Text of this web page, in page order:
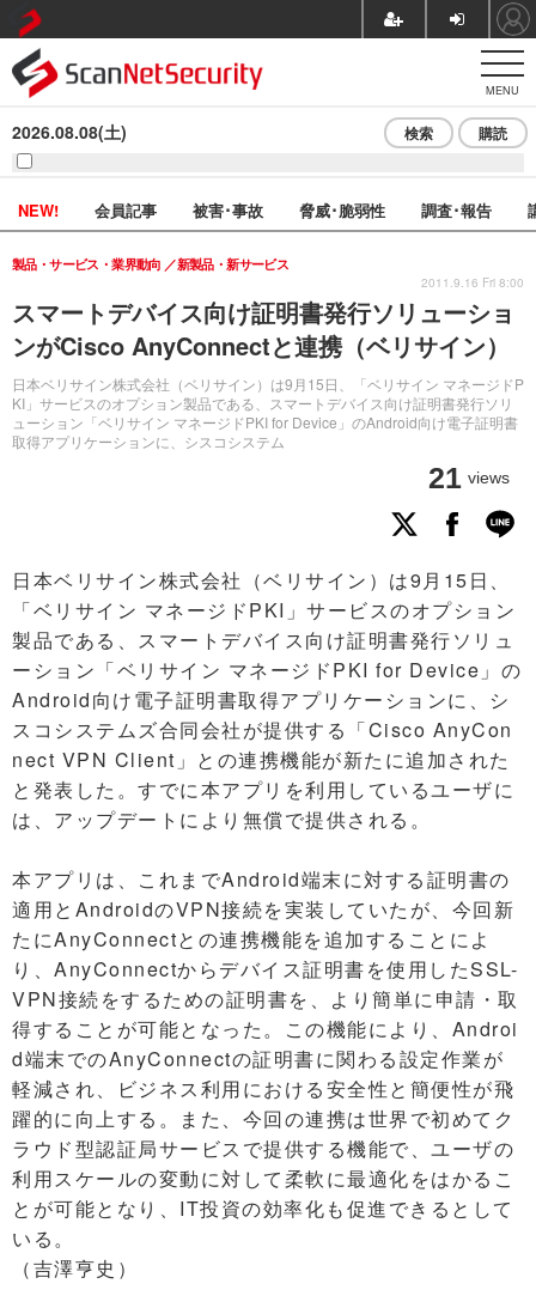
MENU
2026.08.08(土) 検索 購読
NEW! 会員記事 被害･事故 脅威･脆弱性 調査･報告
スマートデバイス向け証明書発行ソリューショ
ンがCisco AnyConnectと連携（ベリサイン）
日本ベリサイン株式会社（ベリサイン）は9月15日、「ベリサイン マネージドP
KI」サービスのオプション製品である、スマートデバイス向け証明書発行ソリ
ューション「ベリサイン マネージドPKI for Device」のAndroid向け電子証明書
取得アプリケーションに、シスコシステム
製品・サービス・業界動向 新製品・新サービス
21 views
2011.9.16 Fri 8:00
日本ベリサイン株式会社（ベリサイン）は9月15日、
「ベリサイン マネージドPKI」サービスのオプション
製品である、スマートデバイス向け証明書発行ソリュ
ーション「ベリサイン マネージドPKI for Device」の
Android向け電子証明書取得アプリケーションに、シ
スコシステムズ合同会社が提供する「Cisco AnyCon
nect VPN Client」との連携機能が新たに追加された
と発表した。すでに本アプリを利用しているユーザに
は、アップデートにより無償で提供される。
本アプリは、これまでAndroid端末に対する証明書の
適用とAndroidのVPN接続を実装していたが、今回新
たにAnyConnectとの連携機能を追加することによ
り、AnyConnectからデバイス証明書を使用したSSL-
VPN接続をするための証明書を、より簡単に申請・取
得することが可能となった。この機能により、Androi
d端末でのAnyConnectの証明書に関わる設定作業が
軽減され、ビジネス利用における安全性と簡便性が飛
躍的に向上する。また、今回の連携は世界で初めてク
ラウド型認証局サービスで提供する機能で、ユーザの
利用スケールの変動に対して柔軟に最適化をはかるこ
とが可能となり、IT投資の効率化も促進できるとして
いる。
（吉澤亨史）